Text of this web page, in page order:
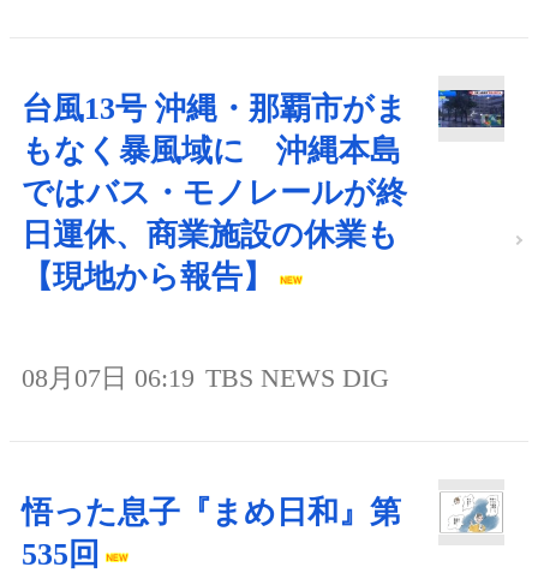
台風13号 沖縄・那覇市がま
もなく暴風域に 沖縄本島
ではバス・モノレールが終
日運休、商業施設の休業も
【現地から報告】
08月07日 06:19 TBS NEWS DIG
悟った息子『まめ日和』第
535回